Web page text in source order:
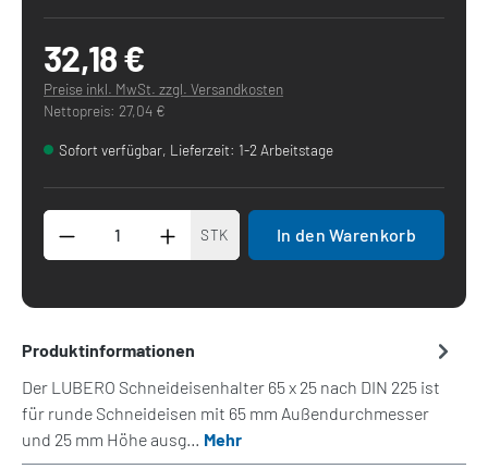
32,18 €
Preise inkl. MwSt. zzgl. Versandkosten
Nettopreis: 27,04 €
Sofort verfügbar, Lieferzeit: 1-2 Arbeitstage
Produkt Anzahl: Gib den gewünschten
STK In den Warenkorb
Produktinformationen
Der LUBERO Schneideisenhalter 65 x 25 nach DIN 225 ist
für runde Schneideisen mit 65 mm Außendurchmesser
und 25 mm Höhe ausg… Mehr